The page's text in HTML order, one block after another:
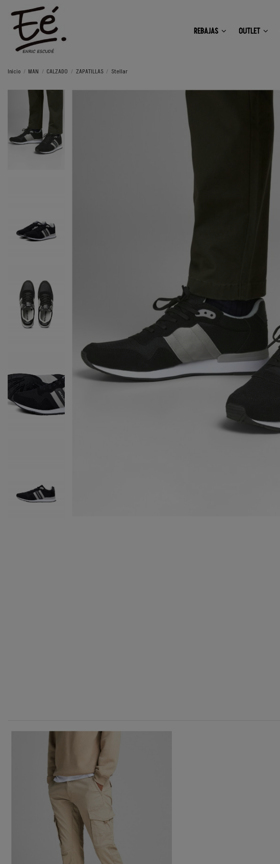
REBAJAS OUTLET
Inicio MAN CALZADO ZAPATILLAS Stellar